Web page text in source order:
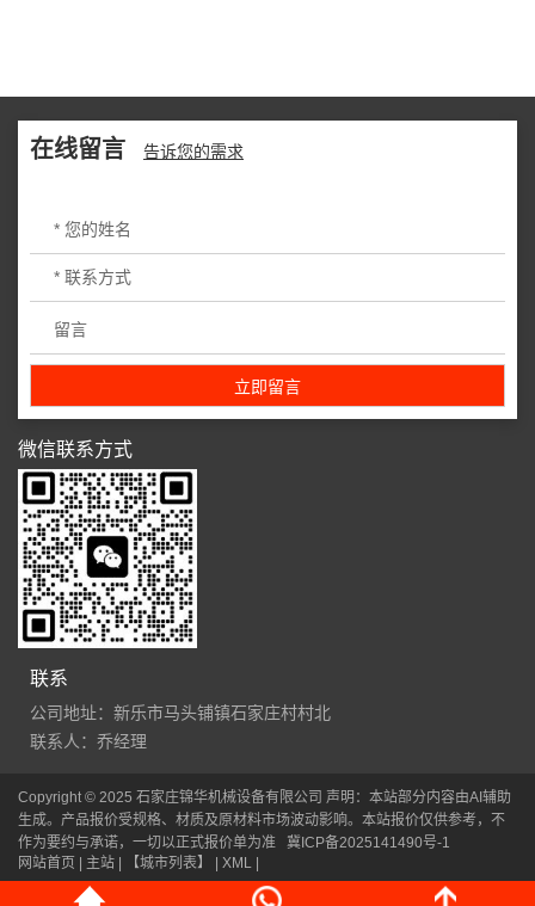
在线留言 告诉您的需求
微信联系方式
联系
公司地址：新乐市马头铺镇石家庄村村北
联系人：乔经理
Copyright © 2025 石家庄锦华机械设备有限公司 声明：本站部分内容由AI辅助
生成。产品报价受规格、材质及原材料市场波动影响。本站报价仅供参考，不
作为要约与承诺，一切以正式报价单为准
冀ICP备2025141490号-1
网站首页 | 主站 | 【城市列表】 | XML |